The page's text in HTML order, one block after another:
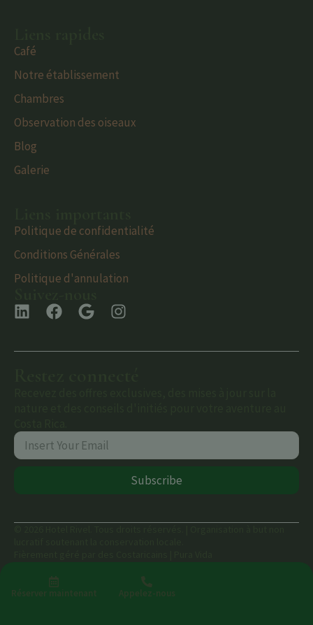
Réserver maintenant Appelez-nous
Café
Notre établissement
Chambres
Observation des oiseaux
Blog
Galerie
Politique de confidentialité
Conditions Générales
Politique d'annulation
Subscribe